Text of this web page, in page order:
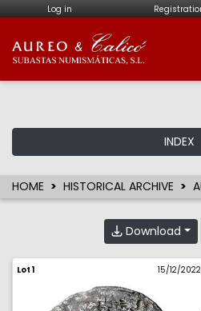
Log in
Aureo &
INDEX
HOME HISTORICAL ARCHIVE
Download
Lot 1 15/12/2022